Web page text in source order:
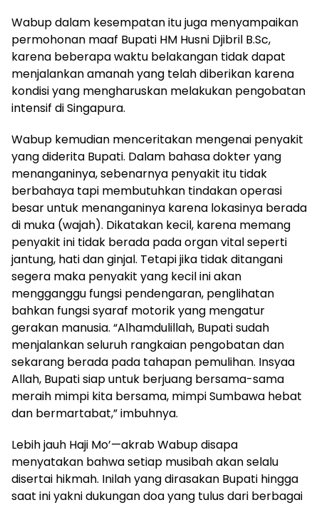
Wabup dalam kesempatan itu juga menyampaikan
permohonan maaf Bupati HM Husni Djibril B.Sc,
karena beberapa waktu belakangan tidak dapat
menjalankan amanah yang telah diberikan karena
kondisi yang mengharuskan melakukan pengobatan
intensif di Singapura.
Wabup kemudian menceritakan mengenai penyakit
yang diderita Bupati. Dalam bahasa dokter yang
menanganinya, sebenarnya penyakit itu tidak
berbahaya tapi membutuhkan tindakan operasi
besar untuk menanganinya karena lokasinya berada
di muka (wajah). Dikatakan kecil, karena memang
penyakit ini tidak berada pada organ vital seperti
jantung, hati dan ginjal. Tetapi jika tidak ditangani
segera maka penyakit yang kecil ini akan
mengganggu fungsi pendengaran, penglihatan
bahkan fungsi syaraf motorik yang mengatur
gerakan manusia. “Alhamdulillah, Bupati sudah
menjalankan seluruh rangkaian pengobatan dan
sekarang berada pada tahapan pemulihan. Insyaa
Allah, Bupati siap untuk berjuang bersama-sama
meraih mimpi kita bersama, mimpi Sumbawa hebat
dan bermartabat,” imbuhnya.
Lebih jauh Haji Mo’—akrab Wabup disapa
menyatakan bahwa setiap musibah akan selalu
disertai hikmah. Inilah yang dirasakan Bupati hingga
saat ini yakni dukungan doa yang tulus dari berbagai